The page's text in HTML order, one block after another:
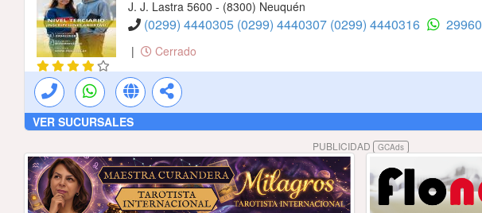
J. J. Lastra 5600 - (8300) Neuquén
(0299) 4440305 (0299) 4440307 (0299) 4440316
| Cerrado
VER SUCURSALES
PUBLICIDAD GCAds